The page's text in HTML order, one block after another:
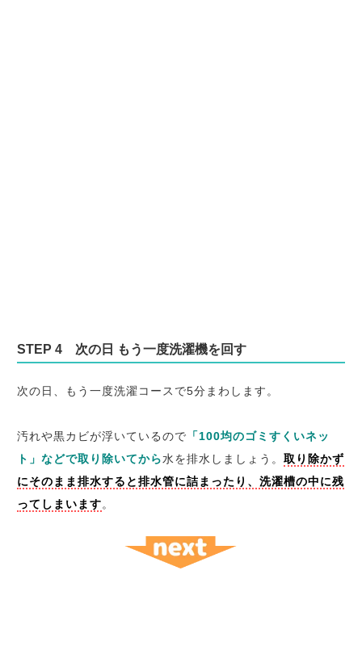
STEP 4 次の日 もう一度洗濯機を回す
次の日、もう一度洗濯コースで5分まわします。
汚れや黒カビが浮いているので 「100均のゴミすくいネッ
ト」などで取り除いてから水を排水しましょう。取り除かず
にそのまま排水すると排水管に詰まったり、洗濯槽の中に残
ってしまいます。